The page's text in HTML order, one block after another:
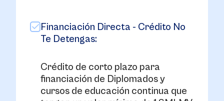
Financiación Directa - Crédito No
Te Detengas:
Crédito de corto plazo para
financiación de Diplomados y
cursos de educación continua que